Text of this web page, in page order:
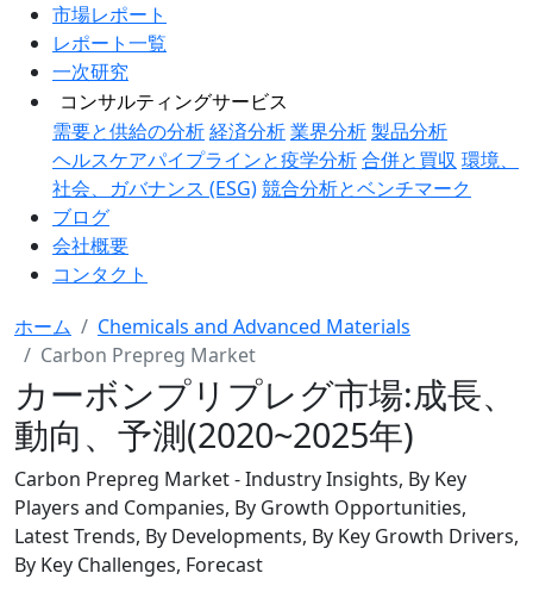
市場レポート
レポート一覧
一次研究
コンサルティングサービス
需要と供給の分析経済分析業界分析製品分析
ヘルスケアパイプラインと疫学分析合併と買収 環境、
社会、ガバナンス (ESG)競合分析とベンチマーク
ブログ
会社概要
コンタクト
ホーム
Chemicals and Advanced Materials
Carbon Prepreg Market
カーボンプリプレグ市場:成長、
動向、予測(2020~2025年)
Carbon Prepreg Market - Industry Insights, By Key
Players and Companies, By Growth Opportunities,
Latest Trends, By Developments, By Key Growth Drivers,
By Key Challenges, Forecast